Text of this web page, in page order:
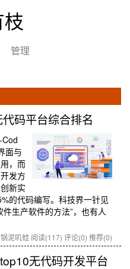
管理
码平台综合排名
面与
，而
发方
新实
的代码编写。科技界一针见
生产软件的方法”，也有人
泥叽蛙 阅读(117) 评论(0) 推荐(0)
无代码开发平台